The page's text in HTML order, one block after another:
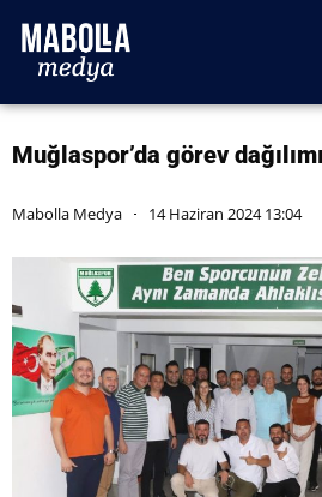
Muğlaspor’da görev
Mabolla Medya 14 Haziran 2024 13:04